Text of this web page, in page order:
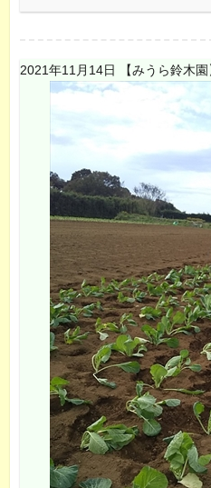
2021年11月14日 【みうら鈴木